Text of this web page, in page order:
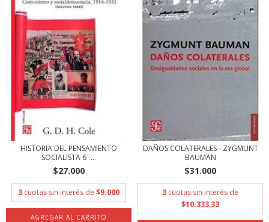
HISTORIA DEL PENSAMIENTO
SOCIALISTA 6 -...
$27.000
3 cuotas sin interés de $9.000
DAÑOS COLATERALES - ZYGMUNT
BAUMAN
$31.000
3 cuotas sin interés de
$10.333,33